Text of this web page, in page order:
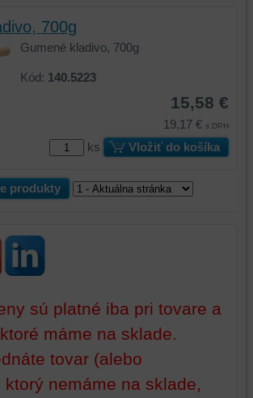
700g
Gumené kladivo, 700g
Kód: 140.5223
15,58 €
19,17 € s DPH
ks Vložiť do košíka
produkty
sú platné iba pri tovare a
máme na sklade.
tovar (alebo
ktorý nemáme na sklade,